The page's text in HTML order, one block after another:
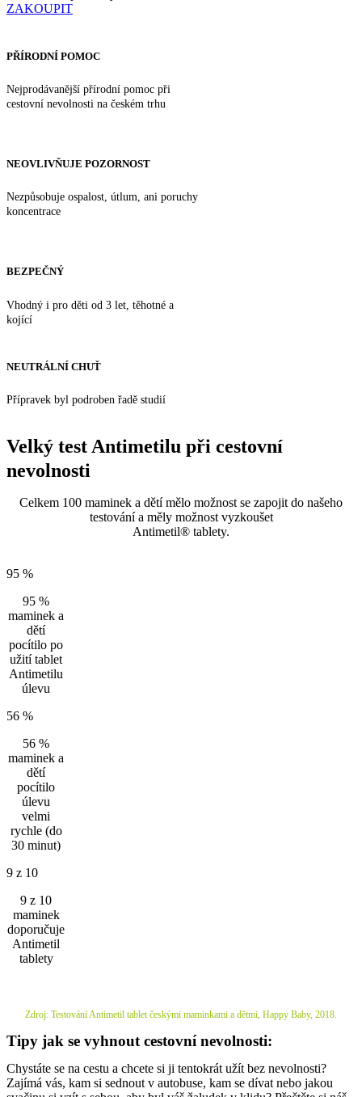
ZAKOUPIT
PŘÍRODNÍ POMOC
Nejprodávanější přírodní pomoc při
cestovní nevolnosti na českém trhu
NEOVLIVŇUJE POZORNOST
Nezpůsobuje ospalost, útlum, ani poruchy
koncentrace
BEZPEČNÝ
Vhodný i pro děti od 3 let , těhotné a
kojící
NEUTRÁLNÍ CHUŤ
Přípravek byl podroben řadě studií
Velký test Antimetilu při cestovní
nevolnosti
Celkem 100 maminek a dětí mělo možnost se zapojit do našeho
testování a měly možnost vyzkoušet
Antimetil® tablety.
95 %
95 %
maminek a
dětí
pocítilo po
užití tablet
Antimetilu
úlevu
56 %
56 %
maminek a
dětí
pocítilo
úlevu
velmi
rychle (do
30 minut)
9 z 10
9 z 10
maminek
doporučuje
Antimetil
tablety
Zdroj: Testování Antimetil tablet českými maminkami a dětmi, Happy Baby, 2018.
Tipy jak se vyhnout cestovní nevolnosti:
Chystáte se na cestu a chcete si ji tentokrát užít bez nevolnosti?
Zajímá vás, kam si sednout v autobuse, kam se dívat nebo jakou